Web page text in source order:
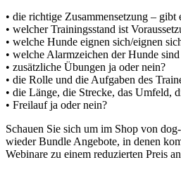
• die richtige Zusammensetzung – gibt
• welcher Trainingsstand ist
• welche Hunde eignen sich/eignen
• welche Alarmzeichen der Hunde
• zusätzliche Übungen ja oder nein?
• die Rolle und die Aufgaben des
• die Länge, die Strecke, das Umfeld,
• Freilauf ja oder nein?
Schauen Sie sich um im Shop von
wieder Bundle Angebote, in denen
Webinare zu einem reduzierten Preis